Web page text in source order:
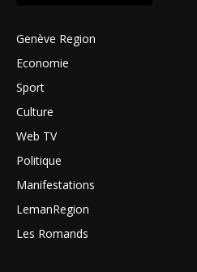
Genève Region
Economie
Sport
Culture
Web TV
Politique
Manifestations
LemanRegion
Les Romands